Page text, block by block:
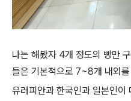
나는 해봤자 4개 정도의 빵만
들은 기본적으로 7~8개 내외
유러피안과 한국인과 일본인이